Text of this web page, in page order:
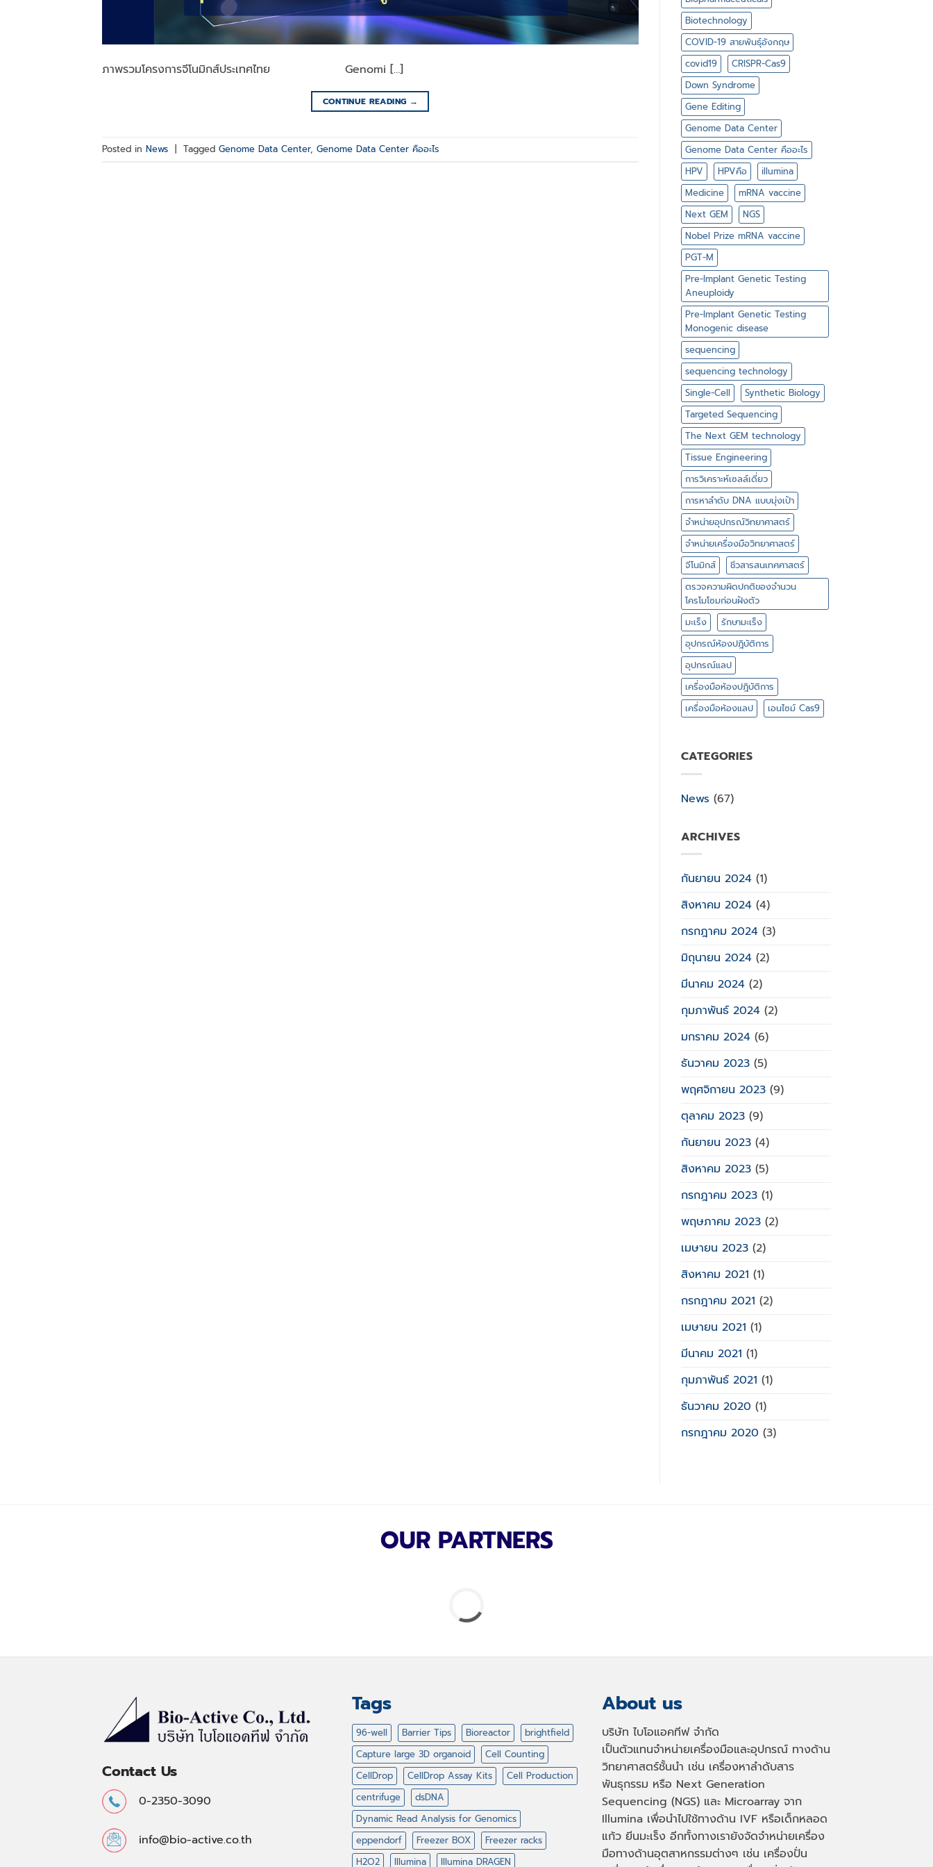
ภาพรวมโครงการจีโนมิกส์ประเทศไทย Genomi […]
CONTINUE READING →
Posted in News | Tagged Genome Data Center, Genome Data Center คืออะไร
Biotechnology
COVID-19 สายพันธุ์อังกฤษ
covid19
CRISPR-Cas9
Down Syndrome
Gene Editing
Genome Data Center
Genome Data Center คืออะไร
HPV
HPVคือ
illumina
Medicine
mRNA vaccine
Next GEM
NGS
Nobel Prize mRNA vaccine
PGT-M
Pre-Implant Genetic Testing
Aneuploidy
Pre-Implant Genetic Testing
Monogenic disease
sequencing
sequencing technology
Single-Cell
Synthetic Biology
Targeted Sequencing
The Next GEM technology
Tissue Engineering
การวิเคราะห์เซลล์เดี่ยว
การหาลำดับ DNA แบบมุ่งเป้า
จำหน่ายอุปกรณ์วิทยาศาสตร์
จำหน่ายเครื่องมือวิทยาศาสตร์
จีโนมิกส์
ชีวสารสนเทศศาสตร์
ตรวจความผิดปกติของจำนวน
โครโมโซมก่อนฝังตัว
มะเร็ง
รักษามะเร็ง
อุปกรณ์ห้องปฎิบัติการ
อุปกรณ์แลป
เครื่องมือห้องปฎิบัติการ
เครื่องมือห้องแลป
เอนไซม์ Cas9
CATEGORIES
News (67)
ARCHIVES
กันยายน 2024(1)
สิงหาคม 2024(4)
กรกฎาคม 2024(3)
มิถุนายน 2024(2)
มีนาคม 2024(2)
กุมภาพันธ์ 2024(2)
มกราคม 2024(6)
ธันวาคม 2023(5)
พฤศจิกายน 2023(9)
ตุลาคม 2023(9)
กันยายน 2023(4)
สิงหาคม 2023(5)
กรกฎาคม 2023(1)
พฤษภาคม 2023(2)
เมษายน 2023(2)
สิงหาคม 2021 (1)
กรกฎาคม 2021 (2)
เมษายน 2021 (1)
มีนาคม 2021 (1)
กุมภาพันธ์ 2021 (1)
ธันวาคม 2020 (1)
กรกฎาคม 2020 (3)
OUR PARTNERS
Contact Us
0-2350-3090
info@bio-active.co.th
Tags
96-well Barrier Tips Bioreactor
brightfield
Capture large 3D organoid
Cell Counting
CellDrop
CellDrop Assay Kits
Cell Production
centrifuge
dsDNA
Dynamic Read Analysis for Genomics
eppendorf
Freezer BOX
Freezer racks
H2O2
Illumina Illumina DRAGEN
About us
บริษัท ไบโอแอคทีฟ จำกัด
เป็นตัวแทนจำหน่ายเครื่องมือและอุปกรณ์ ทางด้าน
วิทยาศาสตร์ชั้นนำ เช่น เครื่องหาลำดับสาร
พันธุกรรม หรือ Next Generation
Sequencing (NGS) และ Microarray จาก
Illumina เพื่อนำไปใช้ทางด้าน IVF หรือเด็กหลอด
แก้ว ยีนมะเร็ง อีกทั้งทางเรายังจัดจำหน่ายเครื่อง
มือทางด้านอุตสาหกรรมต่างๆ เช่น เครื่องปั่น